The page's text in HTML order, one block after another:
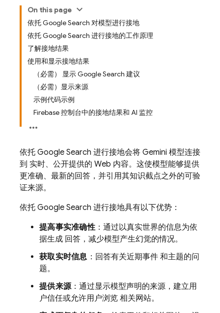
On this page
依托 Google Search 对模型进行接地
依托 Google Search 进行接地的工作原理
了解接地结果
使用和显示接地结果
（必需） 显示 Google Search 建议
（必需）显示来源
示例代码示例
Firebase 控制台中的接地结果和 AI 监控
依托 Google Search 进行接地会将 Gemini 模型连接
到 实时、公开提供的 Web 内容。这使模型能够提供
更准确、最新的回答，并引用其知识截点之外的可验
证来源。
依托 Google Search 进行接地具有以下优势：
提高事实准确性：通过以真实世界的信息为依
据生成 回答，减少模型产生幻觉的情况。
获取实时信息：回答有关近期事件 和主题的问
题。
提供来源：通过显示模型声明的来源，建立用
户信任或允许用户浏览 相关网站。